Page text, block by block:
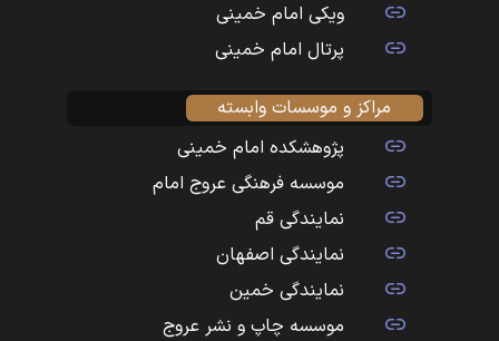
ویکی امام خمینی
پرتال امام خمینی
مراکز و موسسات وابسته
پژوهشکده امام خمینی
موسسه فرهنگی عروج امام
نمایندگی قم
نمایندگی اصفهان
نمایندگی خمین
موسسه چاپ و نشر عروج